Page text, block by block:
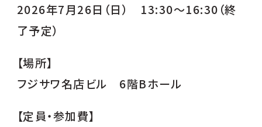
2026年7月26日（日） 13:30～16:30（終
了予定）
【場所】
フジサワ名店ビル 6階Bホール
【定員・参加費】